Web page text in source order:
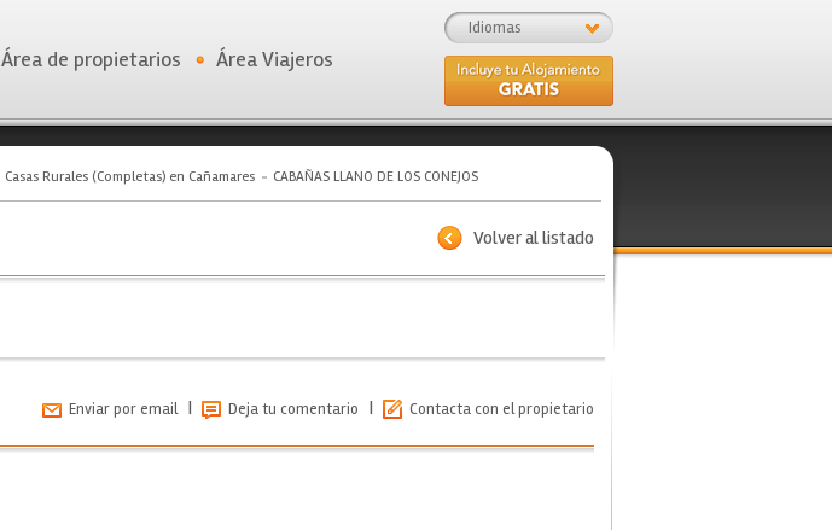
Idiomas
Área de propietarios Área Viajeros
Casas Rurales (Completas) en Cañamares CABAÑAS LLANO DE LOS CONEJOS
Volver al listado
Enviar por email | Deja tu comentario | Contacta con el propietario